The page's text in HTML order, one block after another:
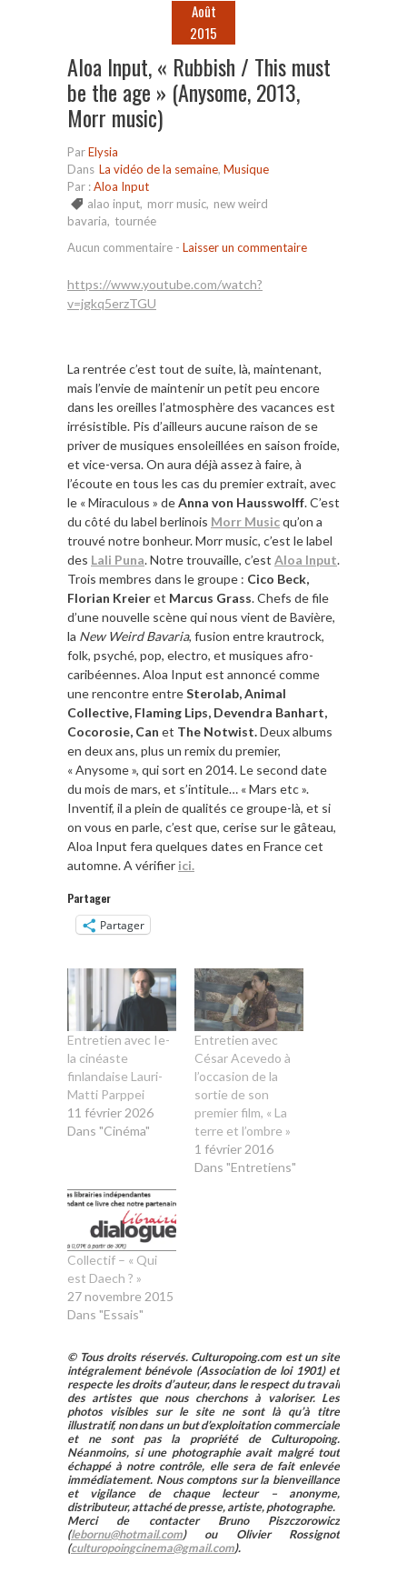
Août
2015
Aloa Input, « Rubbish / This must
be the age » (Anysome, 2013,
Morr music)
ParElysia
Dans La vidéo de la semaine, Musique
Par :Aloa Input
alao input, morr music, new weird
bavaria, tournée
Aucun commentaire - Laisser un commentaire
https://www.youtube.com/watch?
v=jgkq5erzTGU
La rentrée c’est tout de suite, là, maintenant,
mais l’envie de maintenir un petit peu encore
dans les oreilles l’atmosphère des vacances est
irrésistible. Pis d’ailleurs aucune raison de se
priver de musiques ensoleillées en saison froide,
et vice-versa. On aura déjà assez à faire, à
l’écoute en tous les cas du premier extrait, avec
le « Miraculous » deAnna von Hausswolff. C’est
du côté du label berlinois Morr Musicqu’on a
trouvé notre bonheur. Morr music, c’est le label
des Lali Puna. Notre trouvaille, c’est Aloa Input.
Trois membres dans le groupe : Cico Beck,
Florian Kreieret Marcus Grass. Chefs de file
d’une nouvelle scène qui nous vient de Bavière,
la New Weird Bavaria, fusion entre krautrock,
folk, psyché, pop, electro, et musiques afro-
caribéennes. Aloa Input est annoncé comme
une rencontre entreSterolab, Animal
Collective, Flaming Lips, Devendra Banhart,
Cocorosie, Can et The Notwist.Deux albums
en deux ans, plus un remix du premier,
« Anysome », qui sort en 2014. Le second date
du mois de mars, et s’intitule… « Mars etc ».
Inventif, il a plein de qualités ce groupe-là, et si
on vous en parle, c’est que, cerise sur le gâteau,
Aloa Input fera quelques dates en France cet
automne. A vérifier ici.
Partager
Partager
Entretien avec Ie-
la cinéaste
finlandaise Lauri-
Matti Parppei
11 février 2026
Dans "Cinéma"
Entretien avec
César Acevedo à
l’occasion de la
sortie de son
premier film, « La
terre et l’ombre »
1 février 2016
Dans "Entretiens"
Collectif – « Qui
est Daech ? »
27 novembre 2015
Dans "Essais"
© Tous droits réservés. Culturopoing.com est un site
intégralement bénévole (Association de loi 1901) et
respecte les droits d’auteur, dans le respect du travail
des artistes que nous cherchons à valoriser. Les
photos visibles sur le site ne sont là qu’à titre
illustratif, non dans un but d’exploitation commerciale
et ne sont pas la propriété de Culturopoing.
Néanmoins, si une photographie avait malgré tout
échappé à notre contrôle, elle sera de fait enlevée
immédiatement. Nous comptons sur la bienveillance
et vigilance de chaque lecteur – anonyme,
distributeur, attaché de presse, artiste, photographe.
Merci de contacter Bruno Piszczorowicz
(lebornu@hotmail.com) ou Olivier Rossignot
(culturopoingcinema@gmail.com).